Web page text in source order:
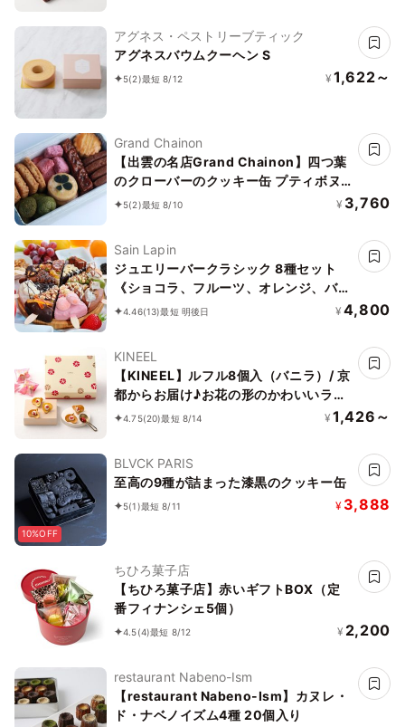
アグネス・ペストリーブティック
アグネスバウムクーヘン S
5(2)最短 8/12 ¥ 1,622～
Grand Chainon
【出雲の名店Grand Chainon】四つ葉
のクローバーのクッキー缶 プティボヌ
ール
5(2)最短 8/10 ¥ 3,760
Sain Lapin
ジュエリーバークラシック 8種セット
《ショコラ、フルーツ、オレンジ、バニ
ラ、キャラメル、紅茶、ストロベリー、
4.46(13)最短 明後日 ¥ 4,800
KINEEL
【KINEEL】ルフル8個入（バニラ）/ 京
都からお届け♪お花の形のかわいいラン
グドシャスイーツ（焼菓子8個セット）
4.75(20)最短 8/14 ¥ 1,426～
10%OFF
BLVCK PARIS
至高の9種が詰まった漆黒のクッキー缶
5(1)最短 8/11 ¥ 3,888
ちひろ菓子店
【ちひろ菓子店】赤いギフトBOX（定
番フィナンシェ5個）
4.5(4)最短 8/12 ¥ 2,200
restaurant Nabeno-Ism
【restaurant Nabeno-Ism】カヌレ・
ド・ナベノイズム4種 20個入り